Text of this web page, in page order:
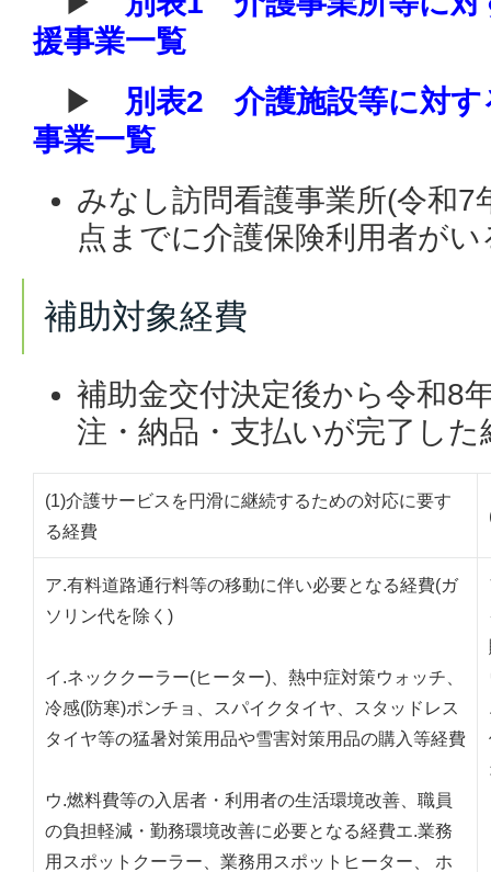
援事業一覧
▶ 別表2 介護施設等に対す
事業一覧
みなし訪問看護事業所(令和7
点までに介護保険利用者が
補助対象経費
補助金交付決定後から令和8
注・納品・支払いが完了した
(1)介護サービスを円滑に継続するための対応に要す
る経費
ア.有料道路通行料等の移動に伴い必要となる経費(ガ
ソリン代を除く)
イ.ネッククーラー(ヒーター)、熱中症対策ウォッチ、
冷感(防寒)ポンチョ、スパイクタイヤ、スタッドレス
タイヤ等の猛暑対策用品や雪害対策用品の購入等経費
ウ.燃料費等の入居者・利用者の生活環境改善、職員
の負担軽減・勤務環境改善に必要となる経費エ.業務
用スポットクーラー、業務用スポットヒーター、 ホ